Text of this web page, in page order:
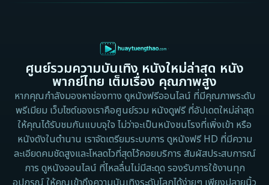
ศูนย์รวมความบันเทิง หนังใหม่ล่าสุด หนัง
พากย์ไทย เต็มเรื่อง คุณภาพสูง
หากคุณกำลังมองหาช่องทาง ดูหนังฟรีออนไลน์ ที่มีคุณภาพระดับ
พรีเมียม เว็บไซต์ของเราคือศูนย์รวม หนังดูฟรี ที่อัปเดตใหม่ล่าสุด
ให้คุณได้รับชมกันแบบจุใจ ไม่ว่าจะเป็นหนังชนโรงที่เพิ่งเข้า หรือ
หนังดังในตำนาน เราจัดเตรียมระบบการ ดูหนังฟรี HD ที่มีความ
ละเอียดคมชัดสูงและโหลดไวที่สุดไว้คอยบริการ สัมผัสประสบการณ์
การ ดูหนังออนไลน์ ที่ไหลลื่นไม่มีสะดุด รองรับการใช้งานทุก